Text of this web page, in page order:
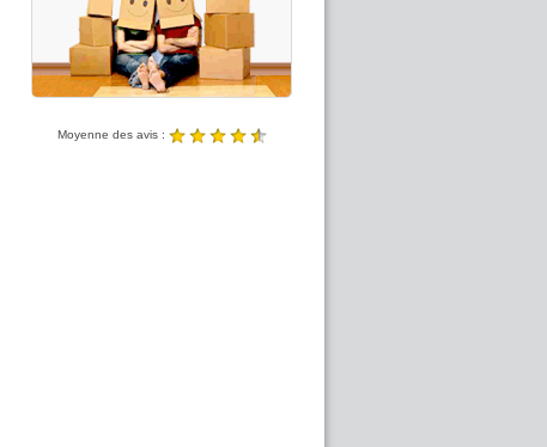
Moyenne des avis :